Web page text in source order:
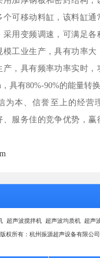
可移动料缸，该料缸通
采用变频调速，可满足各
工业生产，具有功率大
产，具有频率功率实时，
具有80%-90%的能量转换
为本、信誉至上的经营
、服务佳的竞争优势，赢
超声波搅拌机 超声波均质机 超声
版权所有：杭州振源超声设备有限公司